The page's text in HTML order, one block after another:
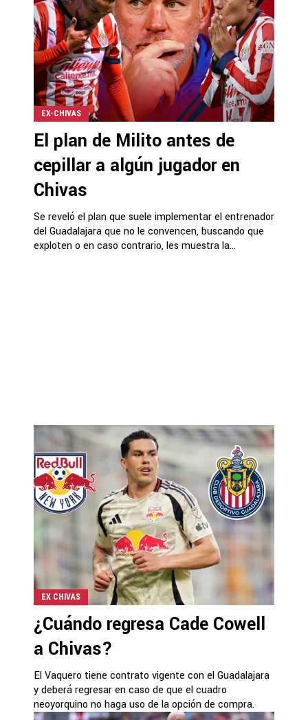
EX-CHIVAS
El plan de Milito antes de
cepillar a algún jugador en
Chivas
Se reveló el plan que suele implementar el entrenador
del Guadalajara que no le convencen, buscando que
exploten o en caso contrario, les muestra la...
EX CHIVAS
¿Cuándo regresa Cade Cowell
a Chivas?
El Vaquero tiene contrato vigente con el Guadalajara
y deberá regresar en caso de que el cuadro
neoyorquino no haga uso de la opción de compra.